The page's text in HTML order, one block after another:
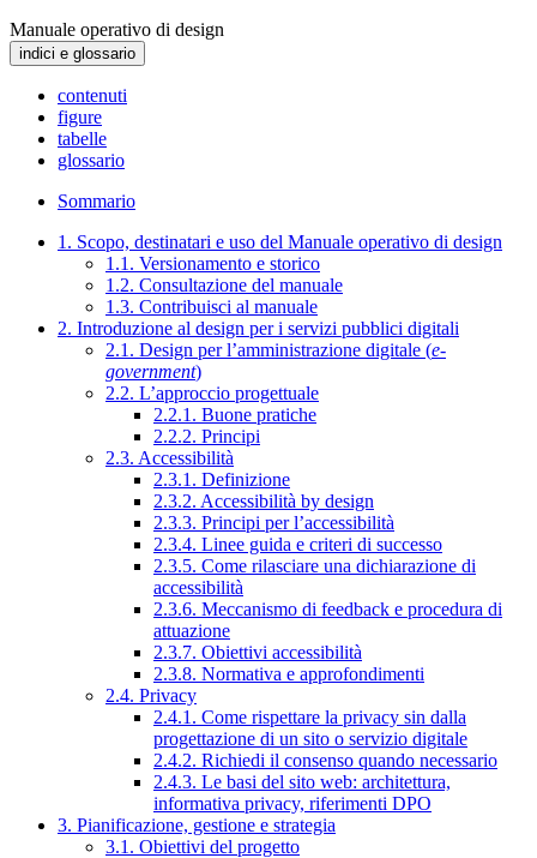
Manuale operativo di design
indici e glossario
contenuti
figure
tabelle
glossario
Sommario
1. Scopo, destinatari e uso del Manuale operativo di design
1.1. Versionamento e storico
1.2. Consultazione del manuale
1.3. Contribuisci al manuale
2. Introduzione al design per i servizi pubblici digitali
2.1. Design per l’amministrazione digitale (e-
government)
2.2. L’approccio progettuale
2.2.1. Buone pratiche
2.2.2. Principi
2.3. Accessibilità
2.3.1. Definizione
2.3.2. Accessibilità by design
2.3.3. Principi per l’accessibilità
2.3.4. Linee guida e criteri di successo
2.3.5. Come rilasciare una dichiarazione di
accessibilità
2.3.6. Meccanismo di feedback e procedura di
attuazione
2.3.7. Obiettivi accessibilità
2.3.8. Normativa e approfondimenti
2.4. Privacy
2.4.1. Come rispettare la privacy sin dalla
progettazione di un sito o servizio digitale
2.4.2. Richiedi il consenso quando necessario
2.4.3. Le basi del sito web: architettura,
informativa privacy, riferimenti DPO
3. Pianificazione, gestione e strategia
3.1. Obiettivi del progetto